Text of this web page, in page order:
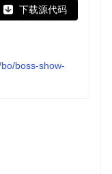
下载源代码
boss-show-